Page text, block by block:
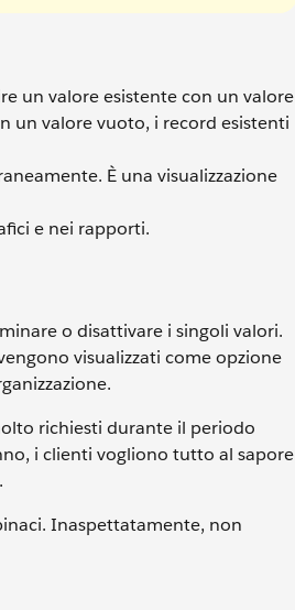
un valore esistente con un valore
un valore vuoto, i record esistenti
È una visualizzazione
e nei rapporti.
o disattivare i singoli valori.
visualizzati come opzione
richiesti durante il periodo
i clienti vogliono tutto al sapore
Inaspettatamente, non